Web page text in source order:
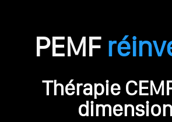
PEMF
Thérapie